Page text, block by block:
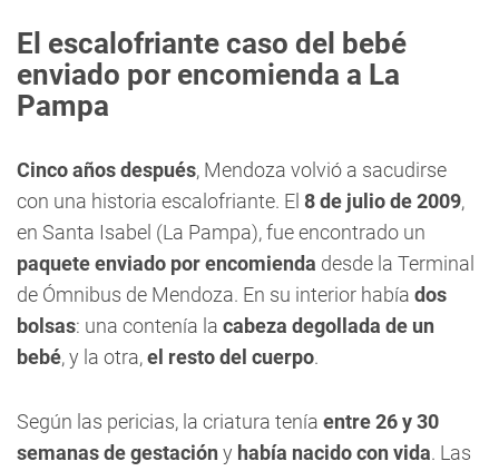
El escalofriante caso del bebé
enviado por encomienda a La
Pampa
Cinco años después, Mendoza volvió a sacudirse
con una historia escalofriante. El 8 de julio de 2009,
en Santa Isabel (La Pampa), fue encontrado un
paquete enviado por encomienda desde la Terminal
de Ómnibus de Mendoza. En su interior había dos
bolsas: una contenía la cabeza degollada de un
bebé, y la otra,el resto del cuerpo.
Según las pericias, la criatura tenía entre 26 y 30
semanas de gestación y había nacido con vida. Las